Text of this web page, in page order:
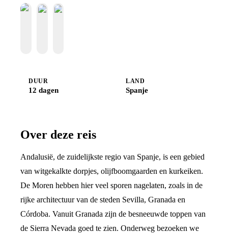
DUUR
12 dagen
LAND
Spanje
Over deze reis
Andalusië, de zuidelijkste regio van Spanje, is een gebied
van witgekalkte dorpjes, olijfboomgaarden en kurkeiken.
De Moren hebben hier veel sporen nagelaten, zoals in de
rijke architectuur van de steden Sevilla, Granada en
Córdoba. Vanuit Granada zijn de besneeuwde toppen van
de Sierra Nevada goed te zien. Onderweg bezoeken we